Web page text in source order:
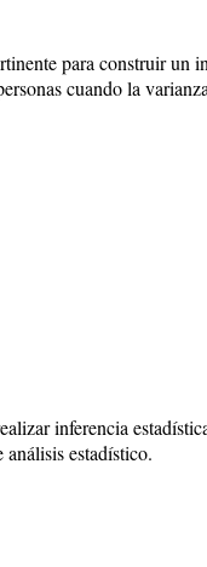
para construir un
cuando la
inferencia
estadístico.